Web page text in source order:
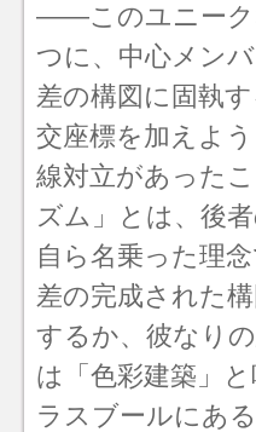
――このユニーク
つに、中心メン
差の構図に固執
交座標を加えよ
線対立があった
ズム」とは、後
自ら名乗った理
差の完成された
するか、彼なり
は「色彩建築」
ラスブールにあ